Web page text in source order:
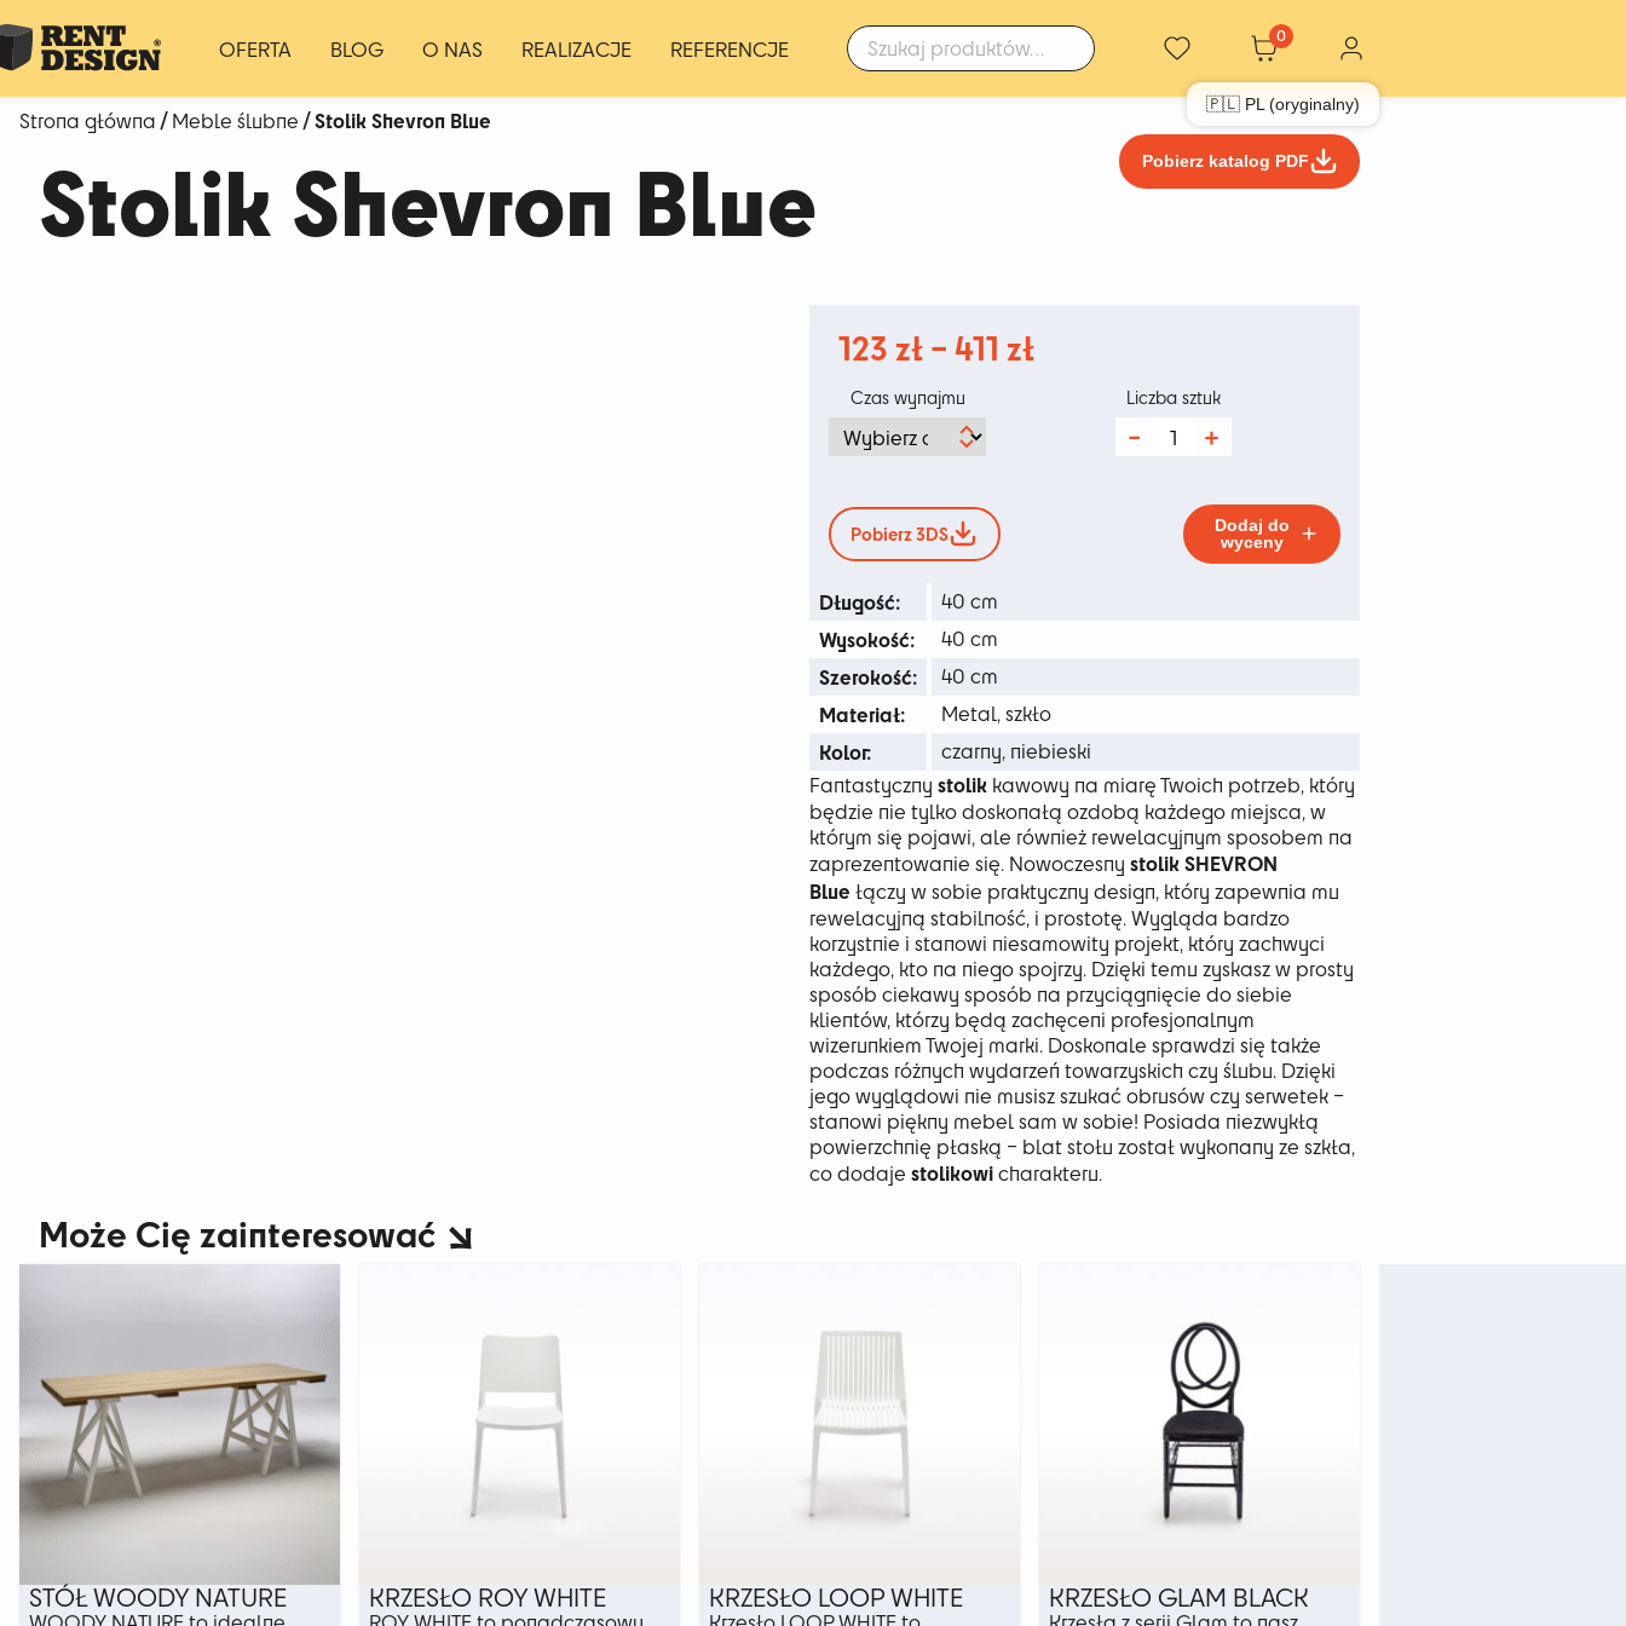
Szukaj:
OFERTA BLOG O NAS REALIZACJE REFERENCJE
0
🇵🇱 PL (oryginalny)
Strona główna/Meble ślubne/ Stolik Shevron Blue
Stolik Shevron Blue Pobierz katalog PDF
123 zł–411 złZakres
Czas wynajmu
ilość
Blue
Liczba sztuk
Pobierz 3DS
Dodaj do
wyceny
Długość: 40 cm
Wysokość: 40 cm
Szerokość: 40 cm
Materiał: Metal, szkło
Kolor:
czarny, niebieski
Fantastyczny stolik kawowy na miarę Twoich potrzeb, który
będzie nie tylko doskonałą ozdobą każdego miejsca, w
którym się pojawi, ale również rewelacyjnym sposobem na
zaprezentowanie się. Nowoczesny stolik SHEVRON
Blue łączy w sobie praktyczny design, który zapewnia mu
rewelacyjną stabilność, i prostotę. Wygląda bardzo
korzystnie i stanowi niesamowity projekt, który zachwyci
każdego, kto na niego spojrzy. Dzięki temu zyskasz w prosty
sposób ciekawy sposób na przyciągnięcie do siebie
klientów, którzy będą zachęceni profesjonalnym
wizerunkiem Twojej marki. Doskonale sprawdzi się także
podczas różnych wydarzeń towarzyskich czy ślubu. Dzięki
jego wyglądowi nie musisz szukać obrusów czy serwetek –
stanowi piękny mebel sam w sobie! Posiada niezwykłą
powierzchnię płaską – blat stołu został wykonany ze szkła,
co dodaje stolikowicharakteru.
Może Cię zainteresować
STÓŁ WOODY NATURE KRZESŁO ROY WHITE KRZESŁO LOOP WHITE KRZESŁO GLAM BLACK